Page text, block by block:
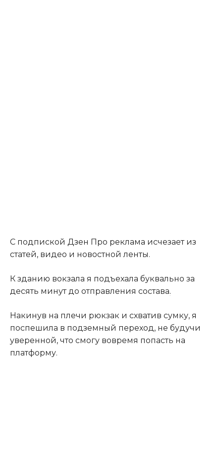
С подпиской Дзен Про реклама исчезает из
статей, видео и новостной ленты.
К зданию вокзала я подъехала буквально за
десять минут до отправления состава.
Накинув на плечи рюкзак и схватив сумку, я
поспешила в подземный переход, не будучи
уверенной, что смогу вовремя попасть на
платформу.